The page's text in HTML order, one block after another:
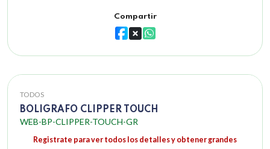
Compartir
TODOS
BOLIGRAFO CLIPPER TOUCH
WEB-BP-CLIPPER-TOUCH-GR
Registrate para ver todos los detalles y obtener grandes